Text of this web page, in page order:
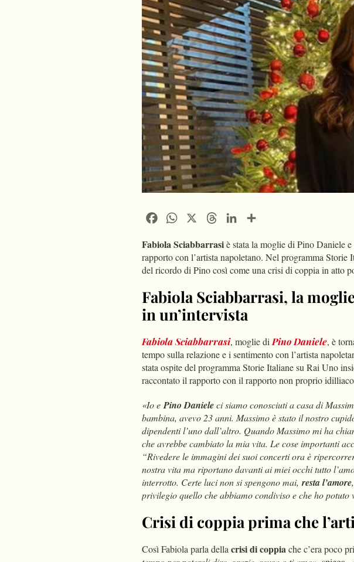
FacebookWhatsApp ThreadsLinkedIn
Fabiola Sciabbarrasiè stata la moglie di Pino Daniele
rapporto con l’artista napoletano. Nel programma Storie
del ricordo di Pino così come una crisi di coppia in atto
Fabiola Sciabbarrasi, la
in un’intervista
Fabiola Sciabbarrasi, moglie diPino Daniele, è
tempo sulla relazione e i sentimento con l’artista
stata ospite del programma Storie Italiane su Rai Uno
raccontato il rapporto con il rapporto non proprio
«Io ePino Danieleci siamo conosciuti a casa di
bambina, avevo 23 anni. Massimo è stato il nostro
dipendenti l’uno dall’altro. Quando Massimo mi ha
che avrebbe cambiato la mia vita. Le cose importanti
“Rivedere le immagini dei suoi concerti ora è
nostra vita ma riportano davanti ai miei occhi tutto
interrotto. Certe luci non si spengono mai,resta l’amore
privilegio quello che abbiamo condiviso e che ho potuto
Crisi di coppia prima che
Così Fabiola parla dellacrisi di coppiache c’era poco